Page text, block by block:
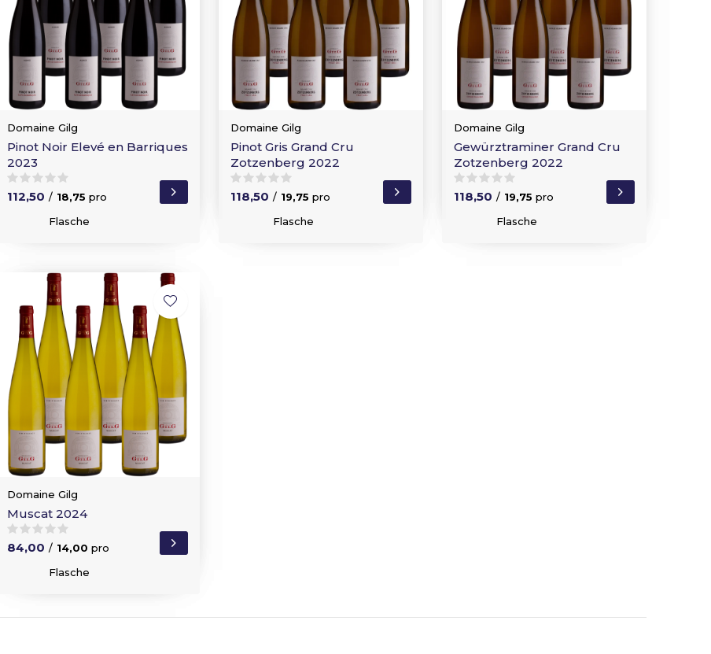
Domaine Gilg
Pinot Noir Elevé en Barriques
2023
112,50 / 18,75 pro
Flasche
Domaine Gilg
Pinot Gris Grand Cru
Zotzenberg 2022
118,50 / 19,75 pro
Flasche
Domaine Gilg
Gewürztraminer Grand Cru
Zotzenberg 2022
118,50 / 19,75 pro
Flasche
Domaine Gilg
Muscat 2024
84,00 / 14,00 pro
Flasche